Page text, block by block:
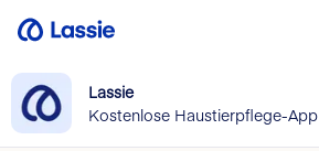
Lassie
Kostenlose Haustierpflege-App